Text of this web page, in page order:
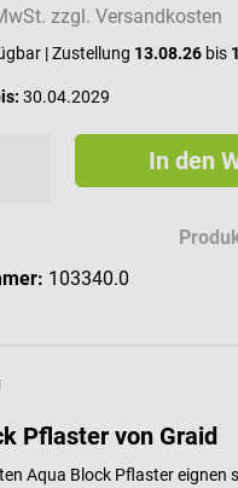
zzgl. Versandkosten
| Zustellung 13.08.26 bis
30.04.2029
In den
103340.0
Pflaster von Graid
Aqua Block Pflaster eignen